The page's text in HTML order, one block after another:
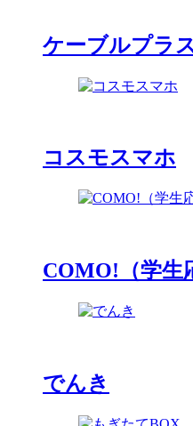
ケーブルプラ
コスモスマホ
COMO!（学生
でんき